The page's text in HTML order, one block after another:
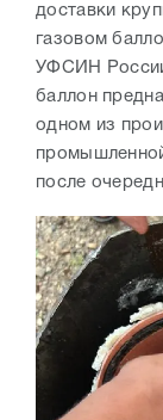
доставки
газовом
УФСИН
баллон
одном из
после